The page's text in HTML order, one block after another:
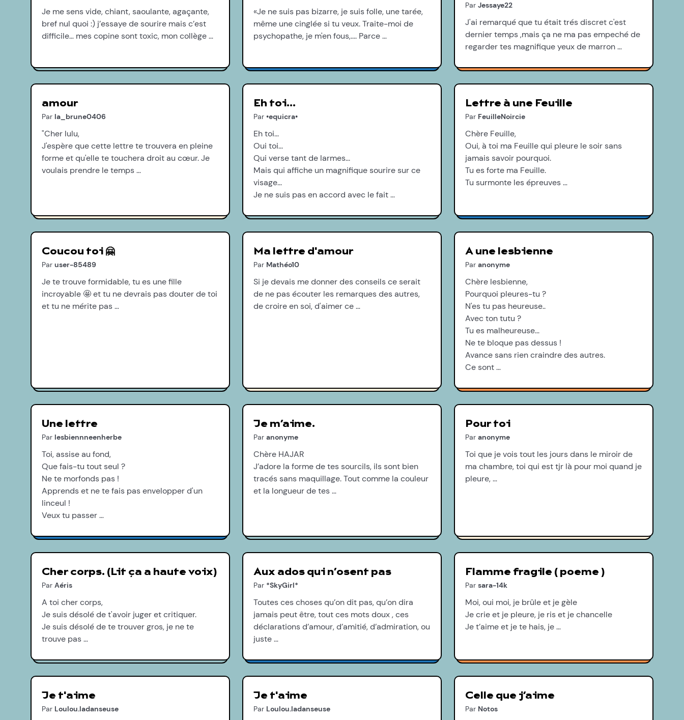
Je me sens vide, chiant, saoulante, agaçante,
bref nul quoi :) j’essaye de sourire mais c’est
difficile… mes copine sont toxic, mon collège …
«Je ne suis pas bizarre, je suis folle, une tarée,
même une cinglée si tu veux. Traite-moi de
psychopathe, je m'en fous,.... Parce …
Par Jessaye22
J'ai remarqué que tu était trés discret c'est
dernier temps ,mais ça ne ma pas empeché de
regarder tes magnifique yeux de marron …
amour
Par la_brune0406
"Cher lulu,
J'espère que cette lettre te trouvera en pleine
forme et qu'elle te touchera droit au cœur. Je
voulais prendre le temps …
Eh toi...
Par •equicra•
Eh toi...
Oui toi...
Qui verse tant de larmes...
Mais qui affiche un magnifique sourire sur ce
visage...
Je ne suis pas en accord avec le fait …
Lettre à une Feuille
Par FeuilleNoircie
Chère Feuille,
Oui, à toi ma Feuille qui pleure le soir sans
jamais savoir pourquoi.
Tu es forte ma Feuille.
Tu surmonte les épreuves …
Coucou toi 🤗
Par user-85489
Je te trouve formidable, tu es une fille
incroyable 🤩 et tu ne devrais pas douter de toi
et tu ne mérite pas …
Ma lettre d'amour
Par Mathéo10
Si je devais me donner des conseils ce serait
de ne pas écouter les remarques des autres,
de croire en soi, d'aimer ce …
A une lesbienne
Par anonyme
Chère lesbienne,
Pourquoi pleures-tu ?
N'es tu pas heureuse..
Avec ton tutu ?
Tu es malheureuse...
Ne te bloque pas dessus !
Avance sans rien craindre des autres.
Ce sont …
Une lettre
Par lesbiennneenherbe
Toi, assise au fond,
Que fais-tu tout seul ?
Ne te morfonds pas !
Apprends et ne te fais pas envelopper d'un
linceul !
Veux tu passer …
Je m’aime.
Par anonyme
Chère HAJAR
J’adore la forme de tes sourcils, ils sont bien
tracés sans maquillage. Tout comme la couleur
et la longueur de tes …
Pour toi
Par anonyme
Toi que je vois tout les jours dans le miroir de
ma chambre, toi qui est tjr là pour moi quand je
pleure, …
Cher corps. (Lit ça a haute voix)
Par Aéris
A toi cher corps,
Je suis désolé de t'avoir juger et critiquer.
Je suis désolé de te trouver gros, je ne te
trouve pas …
Aux ados qui n’osent pas
Par *SkyGirl*
Toutes ces choses qu’on dit pas, qu’on dira
jamais peut être, tout ces mots doux , ces
déclarations d’amour, d’amitié, d’admiration, ou
juste …
Flamme fragile ( poeme )
Par sara-14k
Moi, oui moi, je brûle et je gèle
Je crie et je pleure, je ris et je chancelle
Je t’aime et je te hais, je …
Je t'aime
Par Loulou.ladanseuse
Je t'aime
Par Loulou.ladanseuse
Celle que j’aime
Par Notos